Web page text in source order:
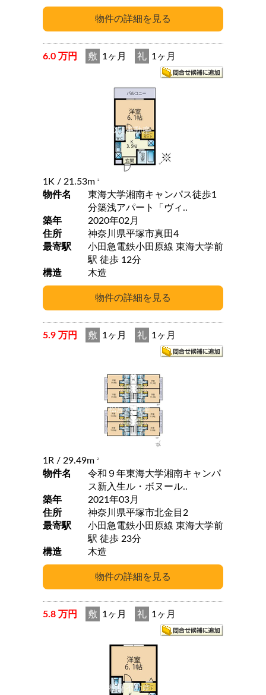
6.0 万円 敷 1ヶ月 礼 1ヶ月
1K / 21.53m 2
物件名
東海大学湘南キャンパス徒歩1
分築浅アパート「ヴィ..
築年
2020年02月
住所
神奈川県平塚市真田4
最寄駅
小田急電鉄小田原線 東海大学前
駅 徒歩 12分
構造
木造
5.9 万円 敷 1ヶ月 礼 1ヶ月
1R / 29.49m 2
物件名
令和９年東海大学湘南キャンパ
ス新入生ル・ボヌール..
築年
2021年03月
住所
神奈川県平塚市北金目2
最寄駅
小田急電鉄小田原線 東海大学前
駅 徒歩 23分
構造
木造
5.8 万円 敷 1ヶ月 礼 1ヶ月